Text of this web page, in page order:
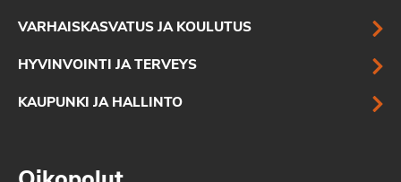
VARHAISKASVATUS JA KOULUTUS
HYVINVOINTI JA TERVEYS
KAUPUNKI JA HALLINTO